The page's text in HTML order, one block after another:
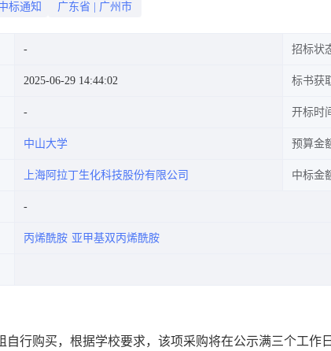
标通知 广东省 广州市
招标状
2025-06-29 14:44:02 标书获
开标时
中山大学 预算金
上海阿拉丁生化科技股份有限公司 中标金
丙烯酰胺 亚甲基双丙烯酰胺
自行购买，根据学校要求，该项采购将在公示满三个工作